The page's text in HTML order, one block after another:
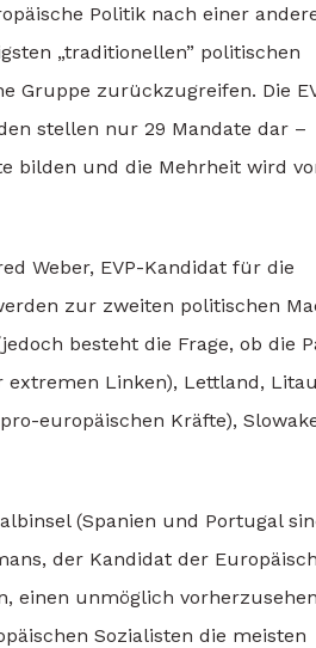
Politik nach einer
„traditionellen” politischen
Gruppe zurückzugreifen. Die
stellen nur 29 Mandate dar –
bilden und die Mehrheit wird
Weber, EVP-Kandidat für die
zur zweiten politischen
besteht die Frage, ob die
extremen Linken), Lettland,
europäischen Kräfte),
(Spanien und Portugal
der Kandidat der
einen unmöglich
Sozialisten die meisten